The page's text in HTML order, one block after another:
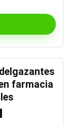
farmacia